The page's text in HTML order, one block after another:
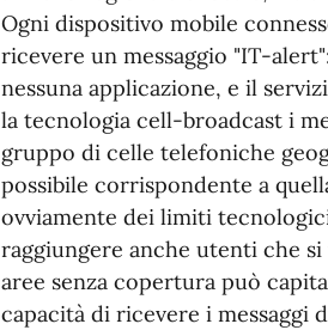
Ogni dispositivo mobile
ricevere un messaggio "IT-
nessuna applicazione, e il
la tecnologia cell-broadcast i
gruppo di celle telefoniche
possibile corrispondente a
ovviamente dei limiti
raggiungere anche utenti che
aree senza copertura può
capacità di ricevere i messaggi